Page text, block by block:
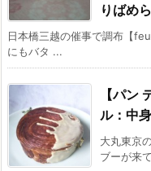
りばめ
日本橋三越の催事で調布【
にもバタ ...
【パン
ル：中
大丸東京
ブーが来